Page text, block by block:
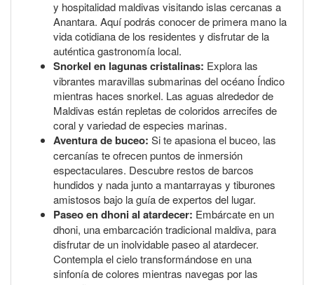
y hospitalidad maldivas visitando islas cercanas a
Anantara. Aquí podrás conocer de primera mano la
vida cotidiana de los residentes y disfrutar de la
auténtica gastronomía local.
Snorkel en lagunas cristalinas: Explora las
vibrantes maravillas submarinas del océano Índico
mientras haces snorkel. Las aguas alrededor de
Maldivas están repletas de coloridos arrecifes de
coral y variedad de especies marinas.
Aventura de buceo: Si te apasiona el buceo, las
cercanías te ofrecen puntos de inmersión
espectaculares. Descubre restos de barcos
hundidos y nada junto a mantarrayas y tiburones
amistosos bajo la guía de expertos del lugar.
Paseo en dhoni al atardecer: Embárcate en un
dhoni, una embarcación tradicional maldiva, para
disfrutar de un inolvidable paseo al atardecer.
Contempla el cielo transformándose en una
sinfonía de colores mientras navegas por las